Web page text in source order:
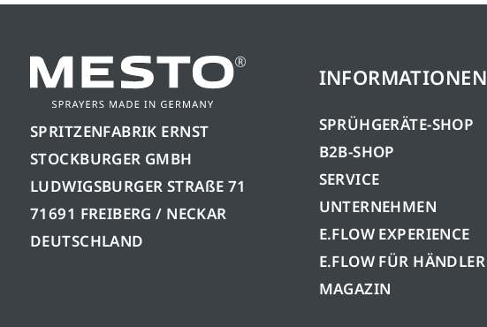
SPRITZENFABRIK ERNST
STOCKBURGER GMBH
LUDWIGSBURGER STRAßE 71
71691 FREIBERG / NECKAR
DEUTSCHLAND
INFORMATIONEN
SPRÜHGERÄTE-SHOP
B2B-SHOP
SERVICE
UNTERNEHMEN
E.FLOW EXPERIENCE
E.FLOW FÜR HÄNDLER
MAGAZIN